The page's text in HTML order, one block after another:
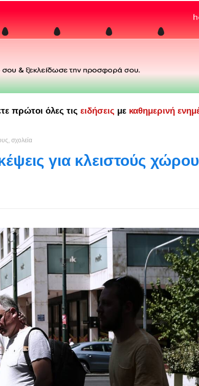
πρώτοι όλες τις ειδήσεις με καθημερινή
σχολεία
για κλειστούς